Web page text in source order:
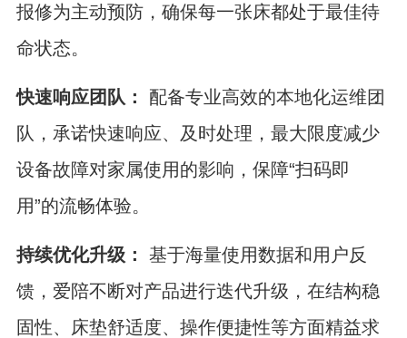
报修为主动预防，确保每一张床都处于最佳待
命状态。
快速响应团队：
配备专业高效的本地化运维团
队，承诺快速响应、及时处理，最大限度减少
设备故障对家属使用的影响，保障“扫码即
用”的流畅体验。
持续优化升级：
基于海量使用数据和用户反
馈，爱陪不断对产品进行迭代升级，在结构稳
固性、床垫舒适度、操作便捷性等方面精益求